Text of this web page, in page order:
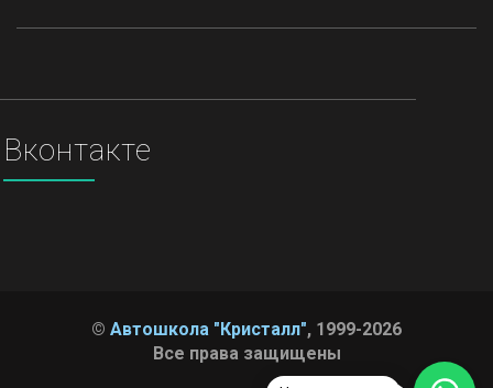
Вконтакте
© Автошкола "Кристалл", 1999-2026
Все права защищены